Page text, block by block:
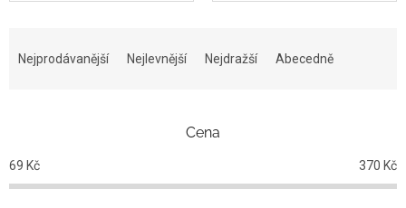
p
r
o
Nejprodávanější Nejlevnější Nejdražší Abecedně
Cena
69 Kč 370 Kč